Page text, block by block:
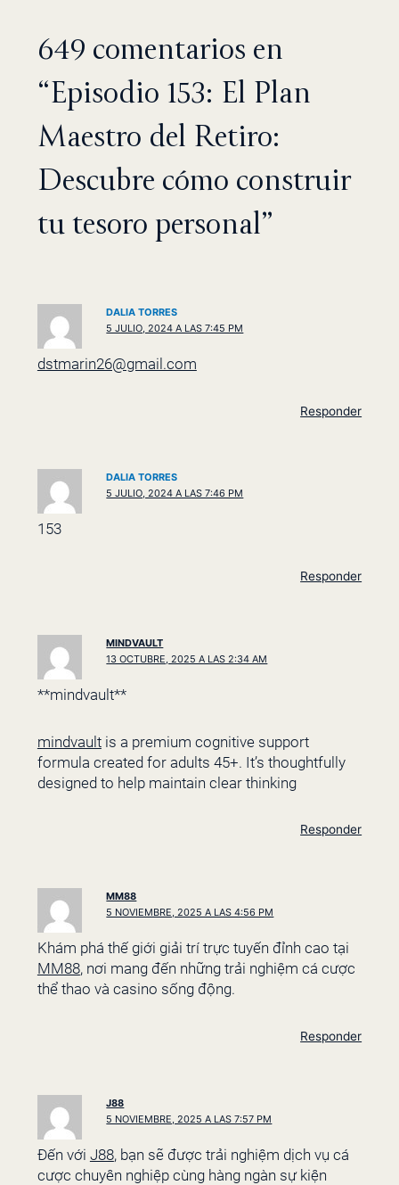
649 comentarios en
“Episodio 153: El Plan
Maestro del Retiro:
Descubre cómo construir
tu tesoro personal”
DALIA TORRES
5 JULIO, 2024 A LAS 7:45 PM
dstmarin26@gmail.com
Responder
DALIA TORRES
5 JULIO, 2024 A LAS 7:46 PM
153
Responder
MINDVAULT
13 OCTUBRE, 2025 A LAS 2:34 AM
** mindvault**
mindvaultis a premium cognitive support
formula created for adults 45+. It’s thoughtfully
designed to help maintain clear thinking
Responder
MM88
5 NOVIEMBRE, 2025 A LAS 4:56 PM
Khám phá thế giới giải trí trực tuyến đỉnh cao tại
MM88, nơi mang đến những trải nghiệm cá cược
thể thao và casino sống động.
Responder
J88
5 NOVIEMBRE, 2025 A LAS 7:57 PM
Đến với J88, bạn sẽ được trải nghiệm dịch vụ cá
cược chuyên nghiệp cùng hàng ngàn sự kiện